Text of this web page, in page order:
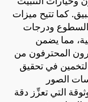
كما تتيح ميزات
ودرجات
مما يضمن
المحترفون من
في تحقيق
الصور
التي تعزِّز دقة